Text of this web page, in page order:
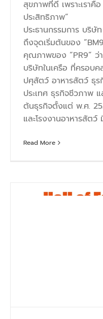
สุขภาพที่ดี เพราะเราคื
ประสิทธิภาพ” คุ
ประธานกรรมการ บริ
ถึงจุดเริ่มต้นของ
คุณภาพของ “PR9” ว่
บริษัทในเครือ ที่ครอบ
ปศุสัตว์ อาหารสัตว์ ธุร
ประเทศ ธุรกิจชีวภาพ แ
ต้นธุรกิจตั้งแต่ พ.ศ.
และโรงงานอาหารสัต
Read More